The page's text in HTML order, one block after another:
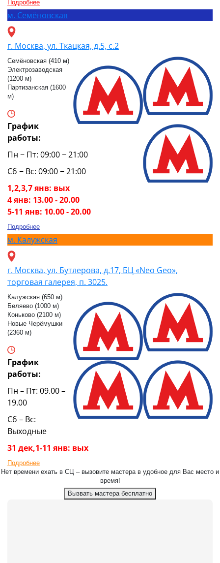
Подробнее
м. Семёновская
г. Москва, ул. Ткацкая, д.5, с.2
Семёновская (410 м)
Электрозаводская
(1200 м)
Партизанская (1600
м)
График
работы:
Пн − Пт: 09:00 − 21:00
Сб − Вс: 09:00 − 21:00
1,2,3,7 янв: вых
4 янв: 13.00 - 20.00
5-11 янв: 10.00 - 20.00
Подробнее
м. Калужская
г. Москва, ул. Бутлерова, д.17, БЦ «Neo Geo»,
торговая галерея, п. 3025.
Калужская (650 м)
Беляево (1000 м)
Коньково (2100 м)
Новые Черёмушки
(2360 м)
График
работы:
Пн – Пт: 09.00 –
19.00
Сб – Вс:
Выходные
31 дек,1-11 янв: вых
Подробнее
Нет времени ехать в СЦ – вызовите мастера в удобное для Вас место и
время!
Вызвать мастера бесплатно